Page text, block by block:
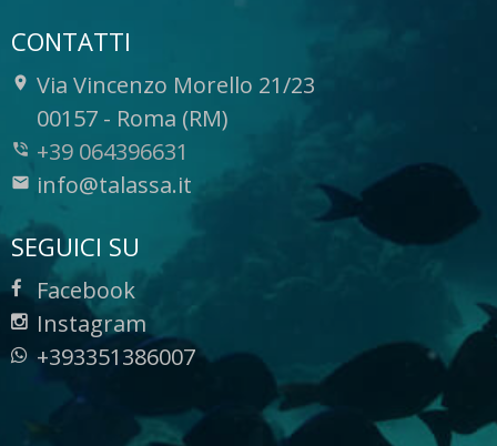
CONTATTI
Via Vincenzo Morello 21/23
-
00157 - Roma (RM)
+39 064396631
info@talassa.it
SEGUICI SU
Facebook
Instagram
+393351386007